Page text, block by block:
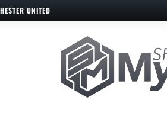
UNITED